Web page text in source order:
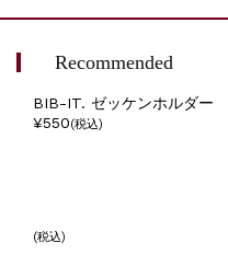
Recommended
BIB-IT. ゼッケンホルダー
¥550(税込)
(税込)